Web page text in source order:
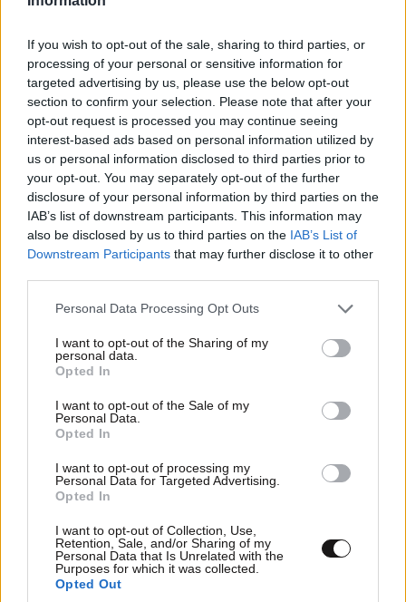
If you wish to opt-out of the sale, sharing to third parties, or
processing of your personal or sensitive information for
targeted advertising by us, please use the below opt-out
section to confirm your selection. Please note that after your
opt-out request is processed you may continue seeing
interest-based ads based on personal information utilized by
us or personal information disclosed to third parties prior to
your opt-out. You may separately opt-out of the further
disclosure of your personal information by third parties on the
IAB’s list of downstream participants. This information may
also be disclosed by us to third parties on the IAB’s List of
Downstream Participants that may further disclose it to other
Please note that this website/app uses one or more Google
not limited to your visit or usage behaviour. You may click to
grant or deny consent to Google and its third-party tags to
use your data for below specified purposes in below Google
consent section.
Personal Data Processing Opt Outs
I want to opt-out of the Sharing of my
personal data.
Opted In
I want to opt-out of the Sale of my
Personal Data.
Opted In
I want to opt-out of processing my
Personal Data for Targeted Advertising.
Opted In
I want to opt-out of Collection, Use,
Retention, Sale, and/or Sharing of my
Personal Data that Is Unrelated with the
Purposes for which it was collected.
Opted Out
H αποτυχία μίλησε επιτέλους , μετά την πρώτη
δημοκρατία ακροαριστερού. Ήττες της
ακροαριστεράς παντού ΝΙΚΕΣ για τους πολίτες και
ευημερία.
Τι λες ρεεεε 01·05·2017 23:11